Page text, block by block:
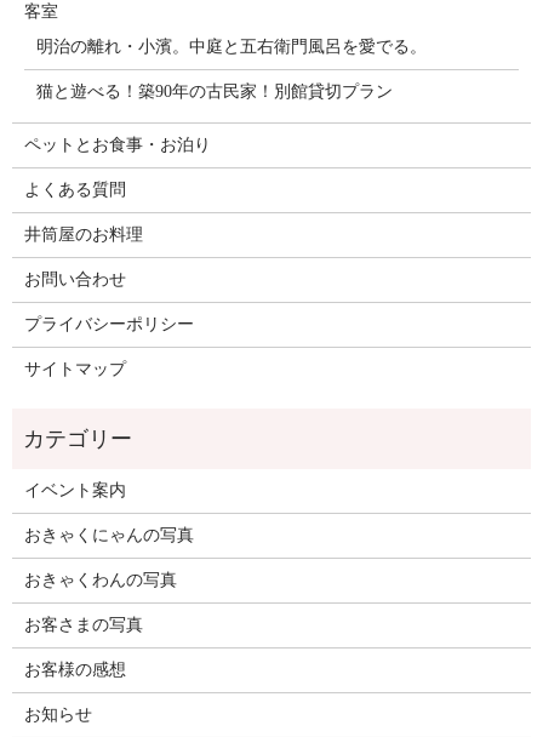
客室
明治の離れ・小濱。中庭と五右衛門風呂を愛でる。
猫と遊べる！築90年の古民家！別館貸切プラン
ペットとお食事・お泊り
よくある質問
井筒屋のお料理
お問い合わせ
プライバシーポリシー
サイトマップ
イベント案内
おきゃくにゃんの写真
おきゃくわんの写真
お客さまの写真
お客様の感想
お知らせ